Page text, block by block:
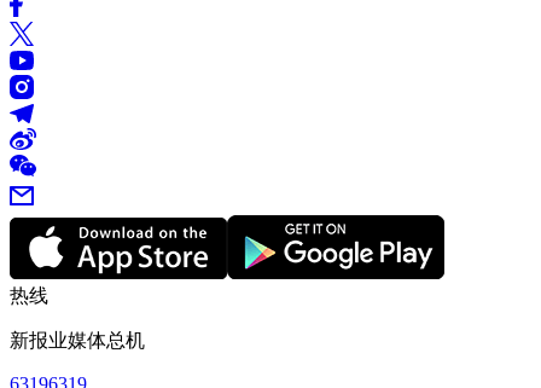
热线
新报业媒体总机
63196319